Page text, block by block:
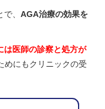
、 AGA治療の効果を
は医師の診察と処方が
めにもクリニックの受